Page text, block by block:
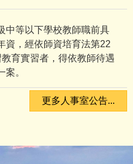
。
200-885。
故，饑餓時可至超商求助
中等以下學校教師職前具
資，經依師資培育法第22
育實習者，得依教師待遇
。
更多人事室公告...